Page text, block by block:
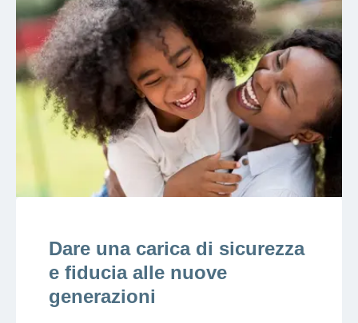
Dare una carica di sicurezza
e fiducia alle nuove
generazioni